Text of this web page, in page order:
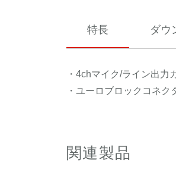
特長 ダウ
・4chマイク/ライン出力
・ユーロブロックコネク
関連製品